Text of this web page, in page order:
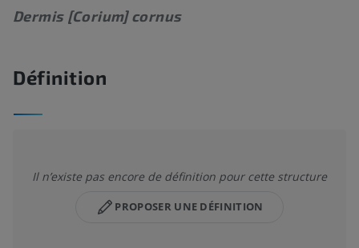
Dermis [Corium] cornus
Définition
Il n’existe pas encore de définition pour cette structure
PROPOSER UNE DÉFINITION